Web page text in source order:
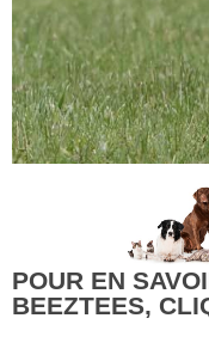
POUR EN
BEEZTEES,